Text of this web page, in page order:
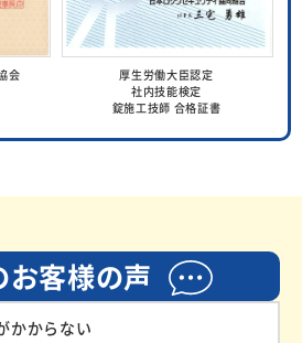
会
厚生労働大臣認定
社内技能検定
錠施工技師 合格証書
お客様の声
かからない